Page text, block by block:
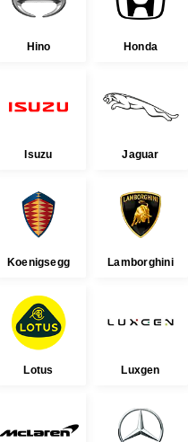
Hino Honda
Isuzu Jaguar
Koenigsegg Lamborghini
Lotus Luxgen